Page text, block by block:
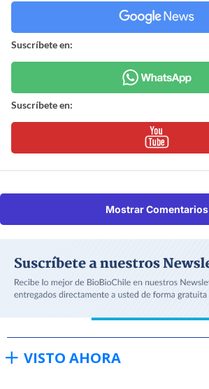
Suscríbete en:
Suscríbete en:
Mostrar Comentarios
VISTO AHORA